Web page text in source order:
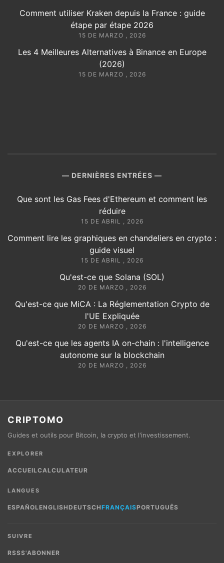
Comment utiliser Kraken depuis la France : guide
étape par étape 2026
15 DE MARZO , 2026
Les 4 Meilleures Alternatives à Binance en Europe
(2026)
15 DE MARZO , 2026
DERNIÈRES ENTRÉES
Que sont les Gas Fees d'Ethereum et comment les
réduire
15 DE ABRIL , 2026
Comment lire les graphiques en chandeliers en crypto :
guide visuel
15 DE ABRIL , 2026
Qu'est-ce que Solana (SOL)
20 DE MARZO , 2026
Qu'est-ce que MiCA : La Réglementation Crypto de
l'UE Expliquée
20 DE MARZO , 2026
Qu'est-ce que les agents IA on-chain : l'intelligence
autonome sur la blockchain
20 DE MARZO , 2026
CRIPTOMO
Guides et outils pour Bitcoin, la crypto et l'investissement.
EXPLORER
ACCUEILCALCULATEUR
LANGUES
ESPAÑOLENGLISHDEUTSCHFRANÇAISPORTUGUÊS
SUIVRE
RSSS'ABONNER